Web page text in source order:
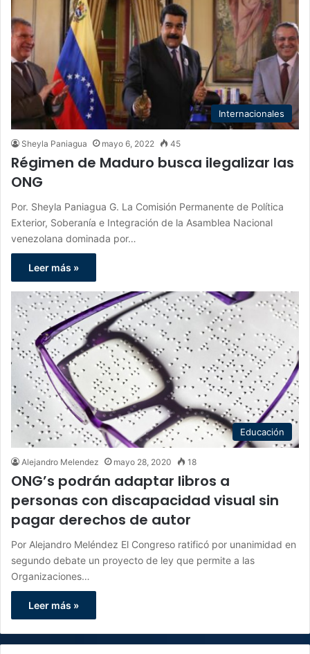
Internacionales
Sheyla Paniagua mayo 6, 2022 45
Régimen de Maduro busca ilegalizar las
ONG
Por. Sheyla Paniagua G. La Comisión Permanente de Política
Exterior, Soberanía e Integración de la Asamblea Nacional
venezolana dominada por…
Leer más »
Educación
Alejandro Melendez mayo 28, 2020 18
ONG’s podrán adaptar libros a
personas con discapacidad visual sin
pagar derechos de autor
Por Alejandro Meléndez El Congreso ratificó por unanimidad en
segundo debate un proyecto de ley que permite a las
Organizaciones…
Leer más »